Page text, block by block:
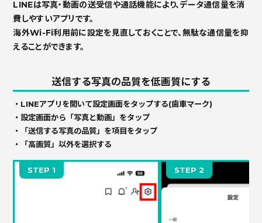
LINEは写真・動画の送受信や通話機能により、データ通信量を消
費しやすいアプリです。
海外Wi-Fi利用前に設定を見直しておくことで、無駄な通信量を抑
えることができます。
送信する写真の品質を低画質にする
・LINEアプリを開いて設定画面をタップする(歯車マーク)
・設定画面から「写真と動画」をタップ
・「送信する写真の品質」を項目をタップ
・「高画質」以外を選択する
STEP 1 STEP 2